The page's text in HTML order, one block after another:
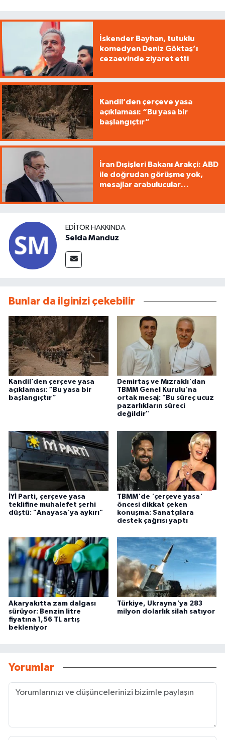
İskender Bayhan, tutuklu
komedyen Deniz Göktaş’ı
cezaevinde ziyaret etti
Kandil’den çerçeve yasa
açıklaması: “Bu yasa bir
başlangıçtır”
İran Dışişleri Bakanı Arakçi: ABD
ile doğrudan görüşme yok,
mesajlar arabulucular
EDITÖR HAKKINDA
Selda Manduz
Bunlar da ilginizi çekebilir
Kandil’den çerçeve yasa
açıklaması: “Bu yasa bir
başlangıçtır”
Demirtaş ve Mızraklı'dan
TBMM Genel Kurulu'na
ortak mesaj: "Bu süreç ucuz
pazarlıkların süreci
değildir"
İYİ Parti, çerçeve yasa
teklifine muhalefet şerhi
düştü: "Anayasa'ya aykırı"
TBMM'de 'çerçeve yasa'
öncesi dikkat çeken
konuşma: Sanatçılara
destek çağrısı yaptı
Akaryakıtta zam dalgası
sürüyor: Benzin litre
fiyatına 1,56 TL artış
bekleniyor
Türkiye, Ukrayna'ya 283
milyon dolarlık silah satıyor
Yorumlar